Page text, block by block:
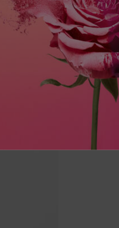
łatwopalny aż do
DLA